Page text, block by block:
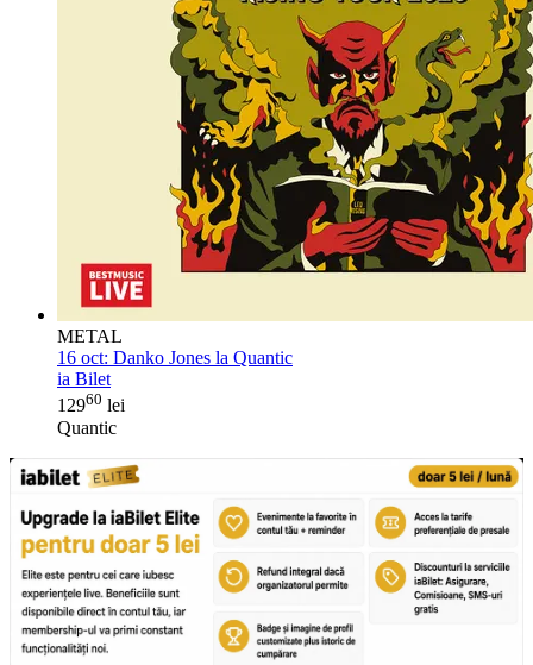
METAL
16 oct: Danko Jones la Quantic
ia Bilet
12960 lei
Quantic